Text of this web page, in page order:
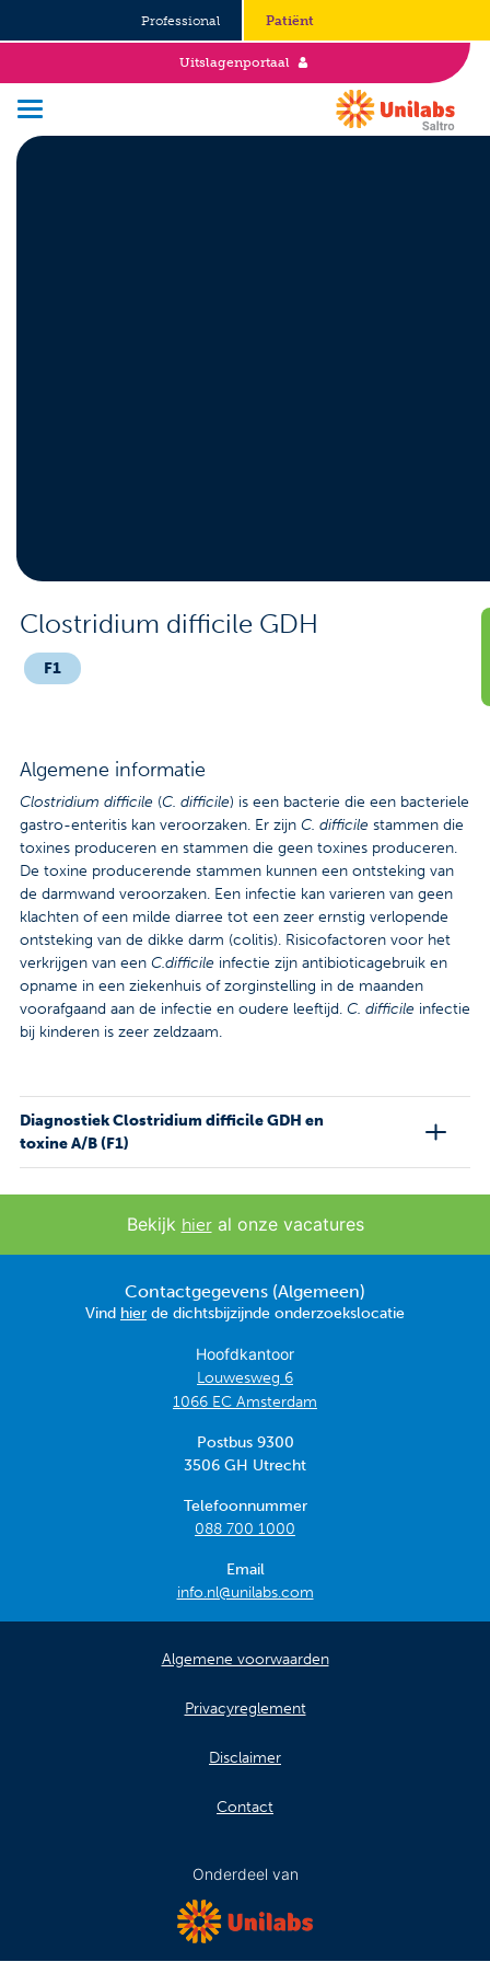
Professional Patiënt
Uitslagenportaal
Tarieven
Praktische informatie
Onderzoeken
Trombosedienst
Clostridium difficile GDH
F1
Algemene informatie
Clostridium difficile (C. difficile) is een bacterie die een bacteriele
gastro-enteritis kan veroorzaken. Er zijn C. difficile stammen die
toxines produceren en stammen die geen toxines produceren.
De toxine producerende stammen kunnen een ontsteking van
de darmwand veroorzaken. Een infectie kan varieren van geen
klachten of een milde diarree tot een zeer ernstig verlopende
ontsteking van de dikke darm (colitis). Risicofactoren voor het
verkrijgen van een C.difficile infectie zijn antibioticagebruik en
opname in een ziekenhuis of zorginstelling in de maanden
voorafgaand aan de infectie en oudere leeftijd. C. difficile infectie
bij kinderen is zeer zeldzaam.
Diagnostiek Clostridium difficile GDH en
toxine A/B (F1)
Bekijk hieral onze vacatures
Contactgegevens (Algemeen)
Vind hier de dichtsbijzijnde onderzoekslocatie
Hoofdkantoor
Louwesweg 6
1066 EC Amsterdam
Postbus 9300
3506 GH Utrecht
Telefoonnummer
088 700 1000
Email
info.nl@unilabs.com
Algemene voorwaarden
Privacyreglement
Disclaimer
Contact
Onderdeel van